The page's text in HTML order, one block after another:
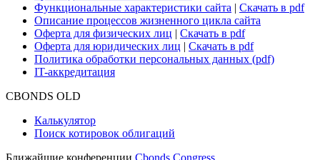
Безопасность проведения платежей
Практика в Cbonds
Карьера в Cbonds
Руководство пользователя сайта
Функциональные характеристики сайта|Скачать в pdf
Описание процессов жизненного цикла сайта
Оферта для физических лиц
Оферта для юридических лиц
IT-аккредитация